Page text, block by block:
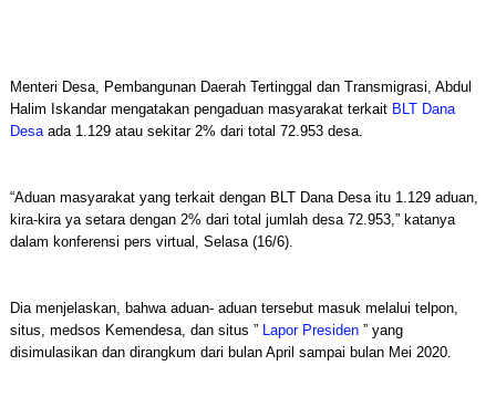
Menteri Desa, Pembangunan Daerah Tertinggal dan Transmigrasi, Abdul
Halim Iskandar mengatakan pengaduan masyarakat terkait BLT Dana
Desaada 1.129 atau sekitar 2% dari total 72.953 desa.
“Aduan masyarakat yang terkait dengan BLT Dana Desa itu 1.129 aduan,
kira-kira ya setara dengan 2% dari total jumlah desa 72.953,” katanya
dalam konferensi pers virtual, Selasa (16/6).
Dia menjelaskan, bahwa aduan- aduan tersebut masuk melalui telpon,
situs, medsos Kemendesa, dan situs ” Lapor Presiden” yang
disimulasikan dan dirangkum dari bulan April sampai bulan Mei 2020.